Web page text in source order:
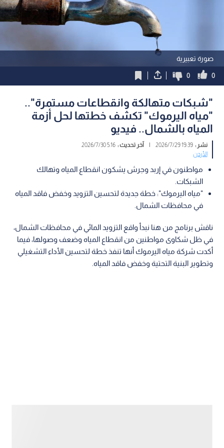
صورة تعبيرية
0
0
"شبكات متهالكة وانقطاعات مستمرة"..
"مياه اليرموك" تكشف خطتها لحل أزمة
المياه بالشمال.. فيديو
نشر :19:39 2026/7/29
| آخر تحديث :5:16 2026/7/30
الأردن
مواطنون في إربد وجرش يشكون انقطاع المياه وتهالك
الشبكات.
"مياه اليرموك": خطة جديدة لتحسين التزويد وخفض فاقد المياه
في محافظات الشمال.
ناقش برنامج من هنا نبدأ واقع التزويد المائي في محافظات الشمال،
في ظل شكاوى مواطنين من انقطاع المياه وضعف وصولها، فيما
أكدت شركة مياه اليرموك أنها تنفذ خطة لتحسين الأداء التشغيلي
وتطوير البنية التحتية وخفض فاقد المياه.